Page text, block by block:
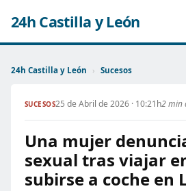
24h Castilla y León
24h Castilla y León › Sucesos
SUCESOS25 de Abril de 2026 · 10:21h2 min
Una mujer
sexual tras viajar
subirse a coche en